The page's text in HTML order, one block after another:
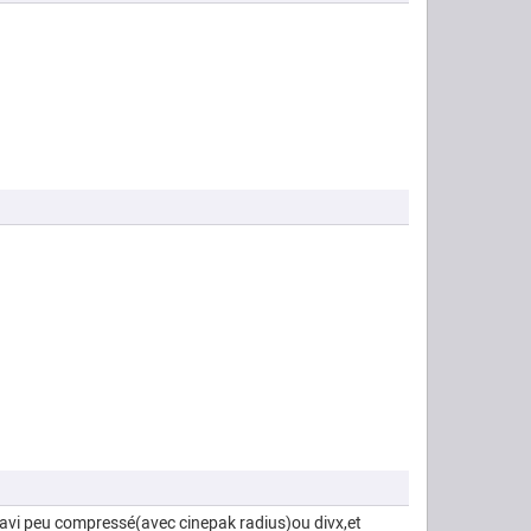
peu compressé(avec cinepak radius)ou divx,et